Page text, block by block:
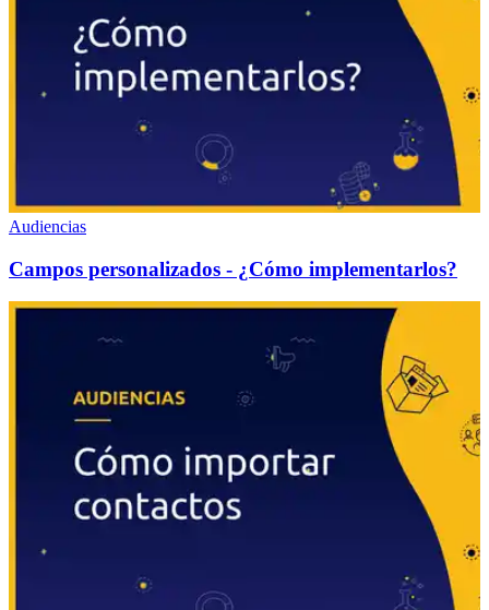
Audiencias
Campos personalizados - ¿Cómo implementarlos?